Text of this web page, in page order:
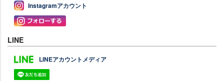
Instagramアカウント
LINE
LINEアカウントメディア